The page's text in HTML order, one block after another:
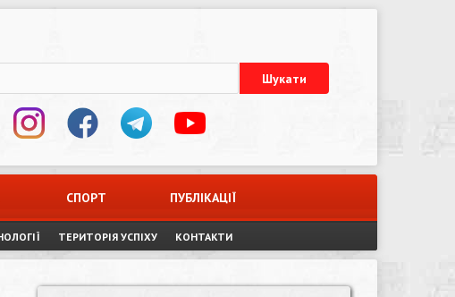
СПОРТ ПУБЛІКАЦІЇ
ТЕРИТОРІЯ УСПІХУ КОНТАКТИ